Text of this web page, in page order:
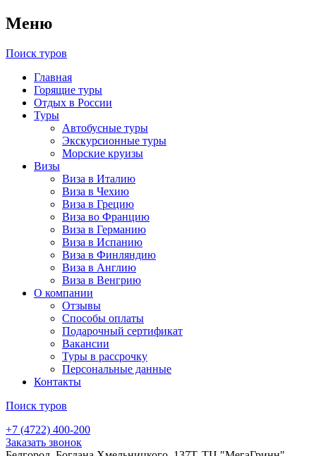
Меню
Поиск туров
Главная
Горящие туры
Отдых в России
Туры
Автобусные туры
Экскурсионные туры
Морские круизы
Визы
Виза в Италию
Виза в Чехию
Виза в Грецию
Виза во Францию
Виза в Германию
Виза в Испанию
Виза в Финляндию
Виза в Англию
Виза в Венгрию
О компании
Отзывы
Способы оплаты
Подарочный сертификат
Вакансии
Туры в рассрочку
Персональные данные
Контакты
Поиск туров
+7 (4722) 400-200
Заказать звонок